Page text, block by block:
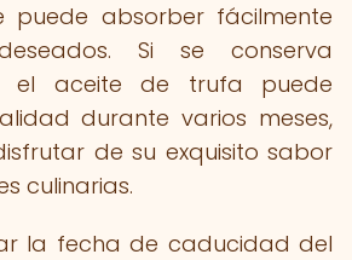
puede absorber fácilmente
Si se conserva
el aceite de trufa puede
durante varios meses,
de su exquisito sabor
culinarias.
la fecha de caducidad del